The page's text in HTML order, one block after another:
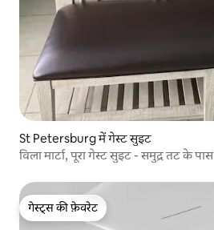
St Petersburg में गेस्ट सुइट
विला मार्टा, पूरा गेस्ट सुइट - समुद्र तट के पास
गेस्ट्स की फ़ेवरेट
गेस्ट्स की फ़ेवरेट